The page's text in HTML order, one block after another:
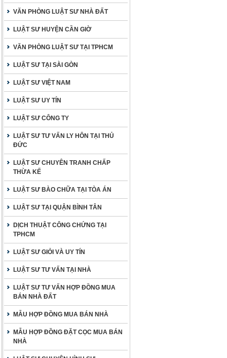
VĂN PHÒNG LUẬT SƯ NHÀ ĐẤT
LUẬT SƯ HUYỆN CẦN GIỜ
VĂN PHÒNG LUẬT SƯ TẠI TPHCM
LUẬT SƯ TẠI SÀI GÒN
LUẬT SƯ VIỆT NAM
LUẬT SƯ UY TÍN
LUẬT SƯ CÔNG TY
LUẬT SƯ TƯ VẤN LY HÔN TẠI THỦ
ĐỨC
LUẬT SƯ CHUYÊN TRANH CHẤP
THỪA KẾ
LUẬT SƯ BÀO CHỮA TẠI TÒA ÁN
LUẬT SƯ TẠI QUẬN BÌNH TÂN
DỊCH THUẬT CÔNG CHỨNG TẠI
TPHCM
LUẬT SƯ GIỎI VÀ UY TÍN
LUẬT SƯ TƯ VẤN TẠI NHÀ
LUẬT SƯ TƯ VẤN HỢP ĐỒNG MUA
BÁN NHÀ ĐẤT
MẪU HỢP ĐỒNG MUA BÁN NHÀ
MẪU HỢP ĐỒNG ĐẶT CỌC MUA BÁN
NHÀ